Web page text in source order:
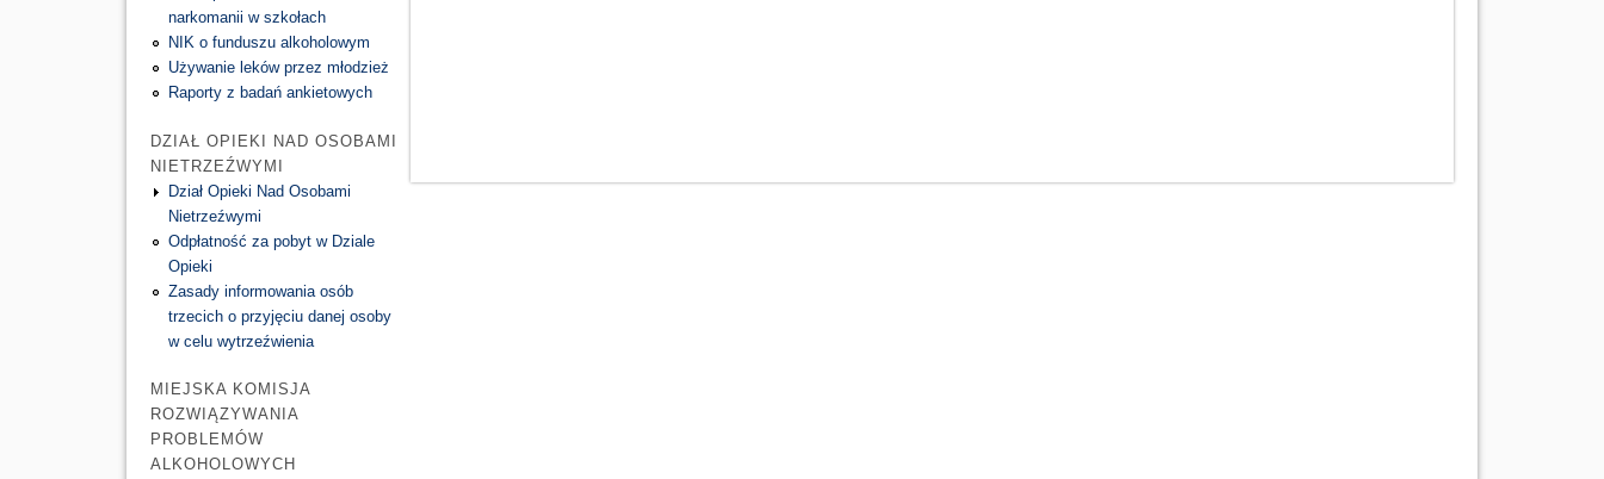
narkomanii w szkołach
NIK o funduszu alkoholowym
Używanie leków przez młodzież
Raporty z badań ankietowych
DZIAŁ OPIEKI NAD OSOBAMI
NIETRZEŹWYMI
Dział Opieki Nad Osobami
Nietrzeźwymi
Odpłatność za pobyt w Dziale
Opieki
Zasady informowania osób
trzecich o przyjęciu danej osoby
w celu wytrzeźwienia
MIEJSKA KOMISJA
ROZWIĄZYWANIA
PROBLEMÓW
ALKOHOLOWYCH